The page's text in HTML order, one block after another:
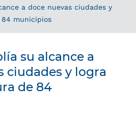
a doce nuevas ciudades y
municipios
su alcance a
ciudades y logra
de 84